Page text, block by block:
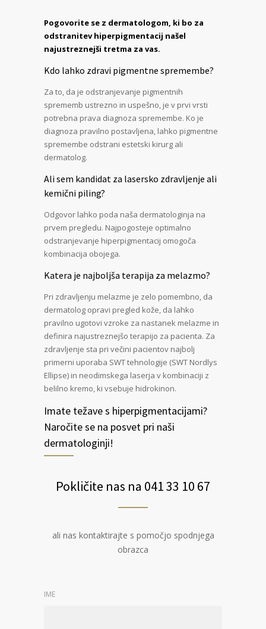
Pogovorite se z dermatologom, ki bo za
odstranitev hiperpigmentacij našel
najustreznejši tretma za vas.
Kdo lahko zdravi pigmentne spremembe?
Za to, da je odstranjevanje pigmentnih
sprememb ustrezno in uspešno, je v prvi vrsti
potrebna prava diagnoza spremembe. Ko je
diagnoza pravilno postavljena, lahko pigmentne
spremembe odstrani estetski kirurg ali
dermatolog.
Ali sem kandidat za lasersko zdravljenje ali
kemični piling?
Odgovor lahko poda naša dermatologinja na
prvem pregledu. Najpogosteje optimalno
odstranjevanje hiperpigmentacij omogoča
kombinacija obojega.
Katera je najboljša terapija za melazmo?
Pri zdravljenju melazme je zelo pomembno, da
dermatolog opravi pregled kože, da lahko
pravilno ugotovi vzroke za nastanek melazme in
definira najustreznejšo terapijo za pacienta. Za
zdravljenje sta pri večini pacientov najbolj
primerni uporaba SWT tehnologije (SWT Nordlys
Ellipse) in neodimskega laserja v kombinaciji z
belilno kremo, ki vsebuje hidrokinon.
Imate težave s hiperpigmentacijami?
Naročite se na posvet pri naši
dermatologinji!
Pokličite nas na 041 33 10 67
ali nas kontaktirajte s pomočjo spodnjega
obrazca
IME